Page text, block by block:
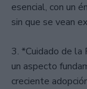
esencial, con un
sin que se vean
3. *Cuidado de la
un aspecto
creciente